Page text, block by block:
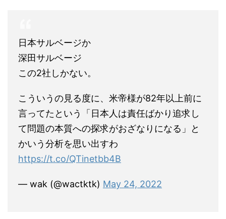
日本サルベージか
深田サルベージ
この2社しかない。
こういうの見る度に、米帝様が82年以上前に
言ってたという「日本人は責任ばかり追求し
て問題の本質への探求がおざなりになる」と
かいう分析を思い出すわ
https://t.co/QTinetbb4B
— wak (@wactktk) May 24, 2022